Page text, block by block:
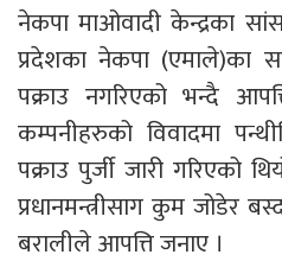
नेकपा माओवादी केन्द्रका
प्रदेशका नेकपा (एमाले)का
पक्राउ नगरिएको भन्दै
कम्पनीहरुको विवादमा
पक्राउ पुर्जी जारी गरिएको
प्रधानमन्त्रीसाग कुम जोडेर
बरालीले आपत्ति जनाए ।